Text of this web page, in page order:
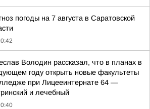
погоды на 7 августа в Саратовской
Володин рассказал, что в планах в
году открыть новые факультеты
при Лицееинтернате 64 —
и лечебный